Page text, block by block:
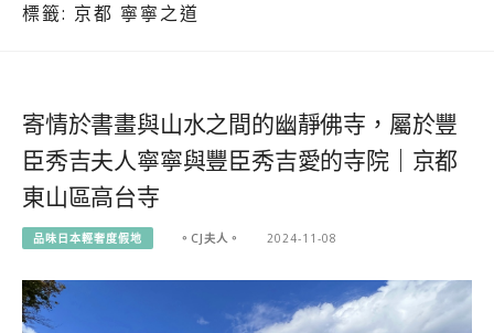
標籤: 京都 寧寧之道
寄情於書畫與山水之間的幽靜佛寺，屬於豐
臣秀吉夫人寧寧與豐臣秀吉愛的寺院｜京都
東山區高台寺
品味日本輕奢度假地 。CJ夫人。 2024-11-08